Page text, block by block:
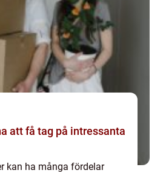
att få tag på intressanta
kan ha många fördelar